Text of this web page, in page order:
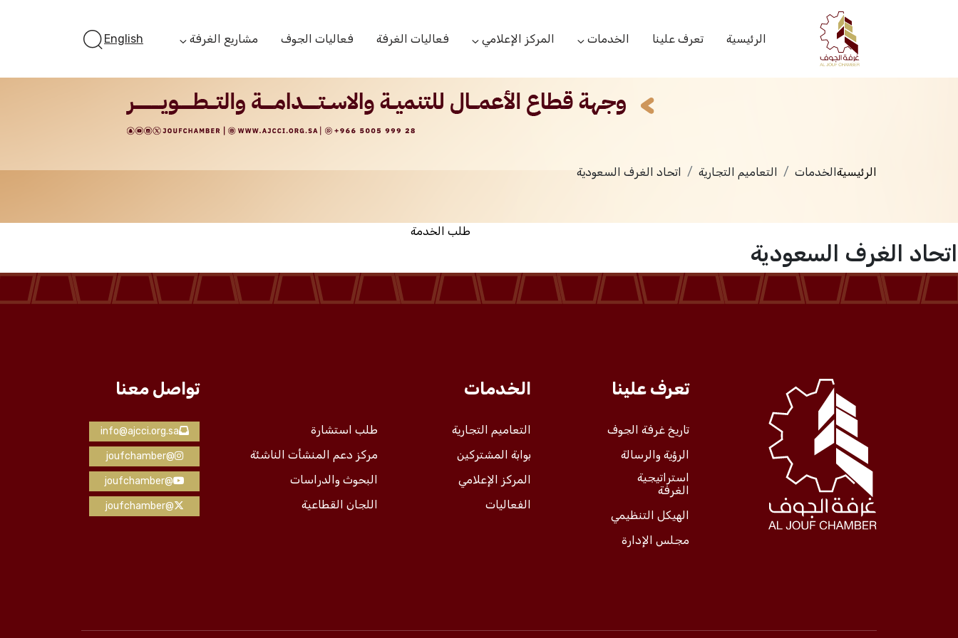
المركز الإعلامي
فعاليات الغرفة
الرئيسية تعرف علينا الخدمات
التعاميم التجارية البحوث والدراسات
بوابة المشتركين
مركز دعم المنشأت الناشئة مكتب الاحتجاج
المركز الإعلامي
الأخبار
الشعار
فعاليات الغرفة فعاليات الجوف مشاريع الغرفة
أستثمر بالجوف
الجوف ستارت أب
English
الخدمات
الرئيسيةالخدمات التعاميم التجارية اتحاد الغرف السعودية
اتحاد الغرف السعودية
طلب الخدمة
تعرف علينا
تاريخ غرفة الجوف
الرؤية والرسالة
استراتيجية
الغرفة
الهيكل التنظيمي
مجلس الإدارة
الخدمات
التعاميم التجارية
طلب استشارة
بوابة المشتركين
مركز دعم المنشأت الناشئة
المركز الإعلامي
البحوث والدراسات
الفعاليات
اللجان القطاعية
تواصل معنا
info@ajcci.org.sa
@joufchamber
@joufchamber
@joufchamber